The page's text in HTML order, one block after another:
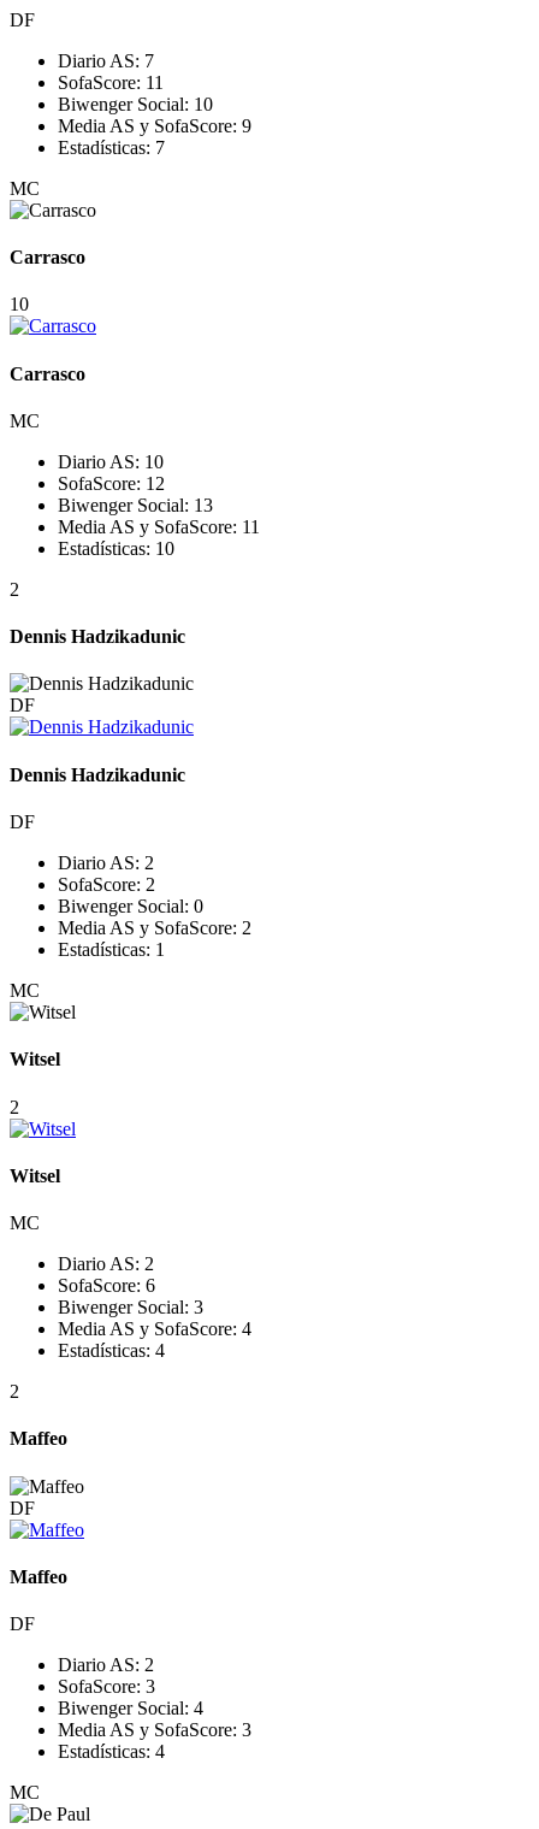
DF
Diario AS: 7
SofaScore: 11
Biwenger Social: 10
Media AS y SofaScore: 9
Estadísticas: 7
MC
Carrasco
10
Carrasco
MC
Diario AS: 10
SofaScore: 12
Biwenger Social: 13
Media AS y SofaScore: 11
Estadísticas: 10
2
Dennis Hadzikadunic
DF
Dennis Hadzikadunic
DF
Diario AS: 2
SofaScore: 2
Biwenger Social: 0
Media AS y SofaScore: 2
Estadísticas: 1
MC
Witsel
2
Witsel
MC
Diario AS: 2
SofaScore: 6
Biwenger Social: 3
Media AS y SofaScore: 4
Estadísticas: 4
2
Maffeo
DF
Maffeo
DF
Diario AS: 2
SofaScore: 3
Biwenger Social: 4
Media AS y SofaScore: 3
Estadísticas: 4
MC